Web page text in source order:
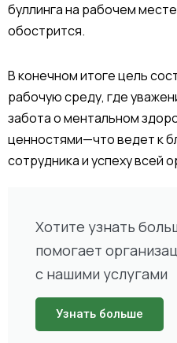
буллинга на рабочем
обострится.
В конечном итоге цель
рабочую среду, где
забота о ментальном
ценностями—что ведет к
сотрудника и успеху всей
Хотите узнать
помогает
с нашими услугами
Узнать больше